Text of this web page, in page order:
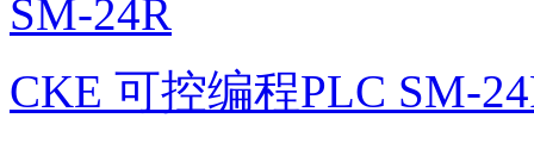
CKE 可控编程PLC SM-